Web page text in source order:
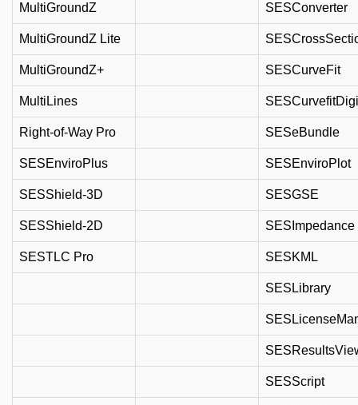
MultiGroundZ SESConverter
MultiGroundZ Lite
MultiGroundZ+ SESCurveFit
MultiLines
Right-of-Way Pro SESeBundle
SESEnviroPlus SESEnviroPlot
SESShield-3D SESGSE
SESShield-2D SESImpedance
SESTLC Pro SESKML
SESLibrary
SESScript